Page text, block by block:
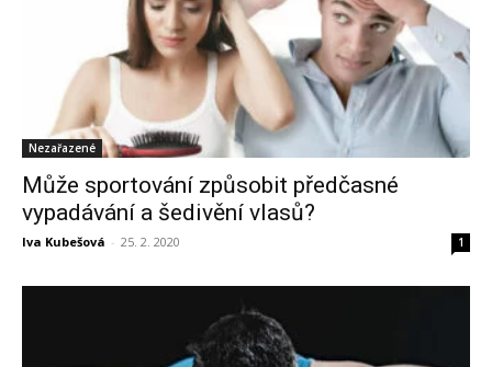
Nezařazené
Může sportování způsobit předčasné
vypadávání a šedivění vlasů?
Iva Kubešová - 25. 2. 2020 1